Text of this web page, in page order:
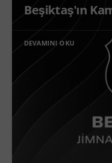
Beşiktaş'ın
DEVAMINI OKU